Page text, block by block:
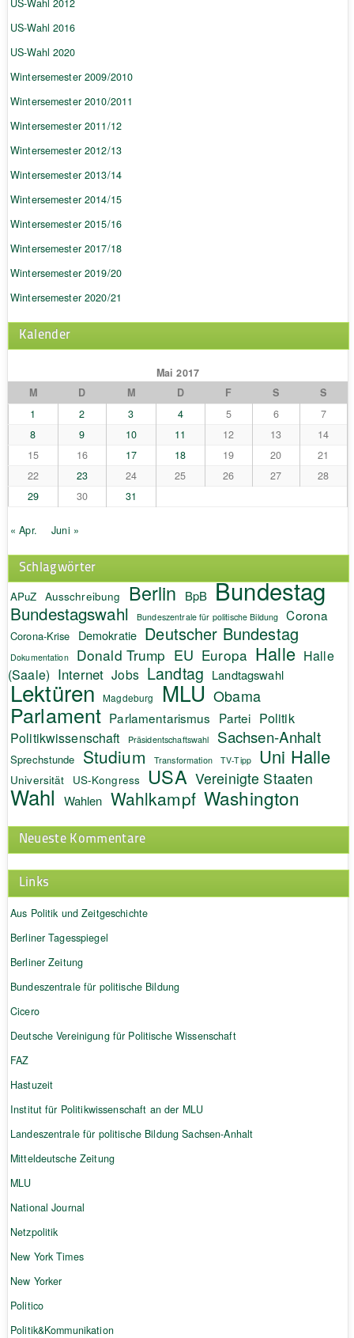
US-Wahl 2012
US-Wahl 2016
US-Wahl 2020
Wintersemester 2009/2010
Wintersemester 2010/2011
Wintersemester 2011/12
Wintersemester 2012/13
Wintersemester 2013/14
Wintersemester 2014/15
Wintersemester 2015/16
Wintersemester 2017/18
Wintersemester 2019/20
Wintersemester 2020/21
Kalender
Mai 2017
M
D M D F S
S
1
2 3 4 5 6
7
8
9 10 11 12 13
14
15
16 17 18 19 20
21
22
23 24 25 26 27
28
29
30 31
« Apr. Juni »
Schlagwörter
APuZ Ausschreibung Berlin BpB Bundestag
Bundestagswahl Bundeszentrale für politische Bildung Corona
Corona-Krise Demokratie Deutscher Bundestag
Dokumentation Donald Trump EU Europa Halle Halle
(Saale) Internet Jobs Landtag Landtagswahl
Lektüren Magdeburg MLU Obama
Parlament Parlamentarismus Partei Politik
Politikwissenschaft Präsidentschaftswahl Sachsen-Anhalt
Sprechstunde Studium Transformation TV-Tipp Uni Halle
Universität US-Kongress USA Vereinigte Staaten
Wahl Wahlen Wahlkampf Washington
Neueste Kommentare
Links
Aus Politik und Zeitgeschichte
Berliner Tagesspiegel
Berliner Zeitung
Bundeszentrale für politische Bildung
Cicero
Deutsche Vereinigung für Politische Wissenschaft
FAZ
Hastuzeit
Institut für Politikwissenschaft an der MLU
Landeszentrale für politische Bildung Sachsen-Anhalt
Mitteldeutsche Zeitung
MLU
National Journal
Netzpolitik
New York Times
New Yorker
Politico
Politik&Kommunikation